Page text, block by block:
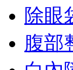
除眼
腹部